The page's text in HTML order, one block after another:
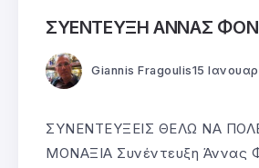
ΣΥΕΝΤΕΥΞΗ ΑΝΝΑΣ
Giannis Fragoulis15
ΣΥΝΕΝΤΕΥΞΕΙΣ ΘΕΛΩ ΝΑ
ΜΟΝΑΞΙΑ Συνέντευξη Άννας